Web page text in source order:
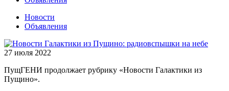
Новости
Объявления
27 июля 2022
ПущГЕНИ продолжает рубрику «Новости Галактики из
Пущино».